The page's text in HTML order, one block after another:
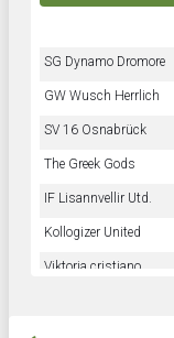
SG Dynamo Dromore
GW Wusch Herrlich
SV 16 Osnabrück
The Greek Gods
IF Lisannvellir Utd.
Kollogizer United
Viktoria cristiano